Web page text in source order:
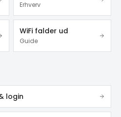
Erhverv
WiFi falder ud
Guide
login